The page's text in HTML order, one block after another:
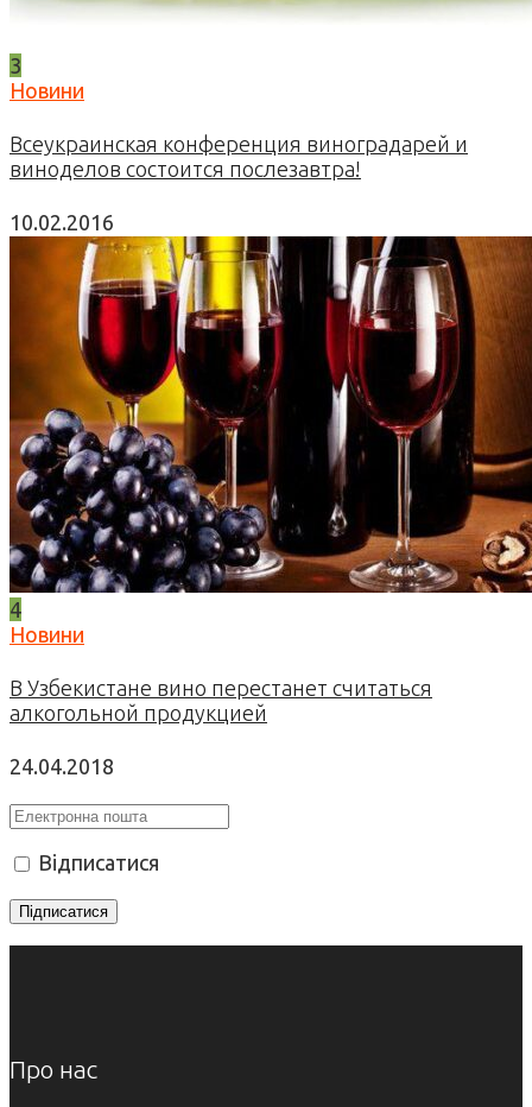
3
Новини
Всеукраинская конференция виноградарей и
виноделов состоится послезавтра!
10.02.2016
4
Новини
В Узбекистане вино перестанет считаться
алкогольной продукцией
24.04.2018
Відписатися
Про нас